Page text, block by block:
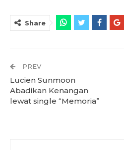
Share
PREV
Lucien Sunmoon
Abadikan Kenangan
lewat single “Memoria”